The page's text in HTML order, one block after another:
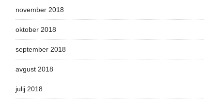
november 2018
oktober 2018
september 2018
avgust 2018
julij 2018